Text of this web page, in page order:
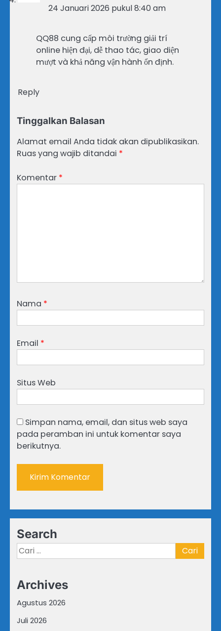
24 Januari 2026 pukul 8:40 am
QQ88 cung cấp môi trường giải trí
online hiện đại, dễ thao tác, giao diện
mượt và khả năng vận hành ổn định.
Reply
Tinggalkan Balasan
Alamat email Anda tidak akan dipublikasikan.
Ruas yang wajib ditandai *
Komentar *
Nama *
Email *
Situs Web
Simpan nama, email, dan situs web saya
pada peramban ini untuk komentar saya
berikutnya.
Search
Cari
untuk:
Archives
Agustus 2026
Juli 2026